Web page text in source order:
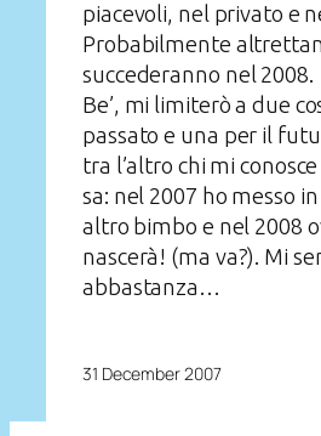
piacevoli, nel privato e
Probabilmente
succederanno nel 2008.
Be’, mi limiterò a due
passato e una per il
tra l’altro chi mi
sa: nel 2007 ho messo
altro bimbo e nel 2008
nascerà! (ma va?). Mi
abbastanza…
31 December 2007